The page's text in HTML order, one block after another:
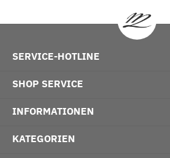
SERVICE-HOTLINE
SHOP SERVICE
INFORMATIONEN
KATEGORIEN